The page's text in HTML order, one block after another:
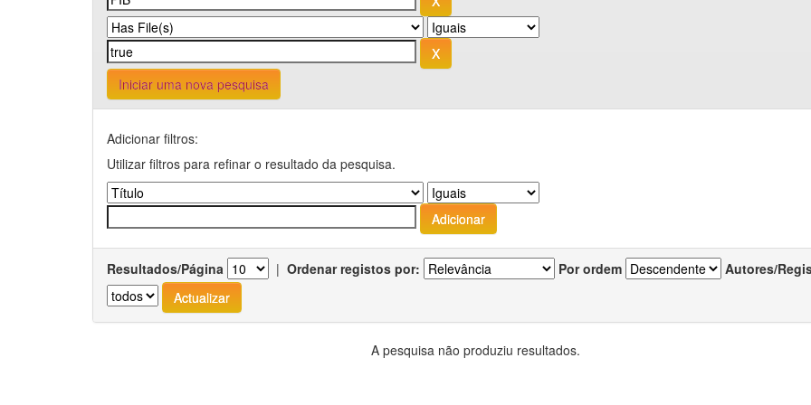
Iniciar uma nova pesquisa
Adicionar filtros:
Utilizar filtros para refinar o resultado da pesquisa.
Resultados/Página | Ordenar registos por: Por ordem Autores/
A pesquisa não produziu resultados.